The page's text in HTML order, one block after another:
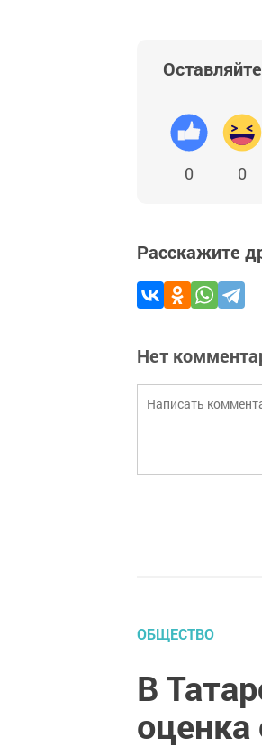
0 0
Расскажите
Нет
ОБЩЕСТВО
В
оценка